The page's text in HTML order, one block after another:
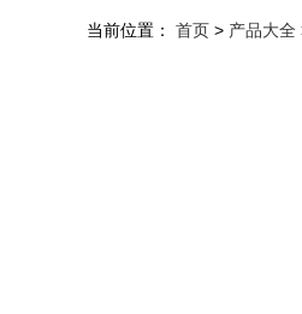
当前位置： 首页 > 产品大全